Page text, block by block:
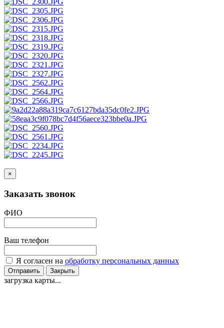
×
Заказать звонок
ФИО
Ваш телефон
Я согласен на обработку персональных данных
Отправить Закрыть
загрузка карты...